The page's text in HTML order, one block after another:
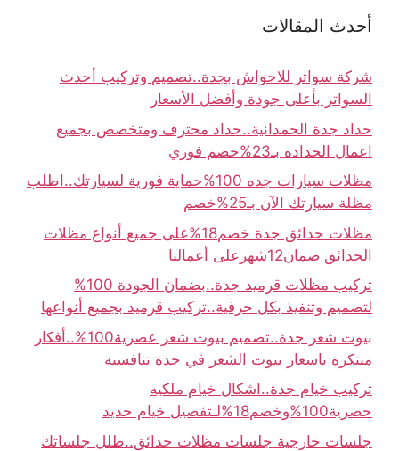
أحدث المقالات
شركة سواتر للاحواش بجدة..تصميم وتركيب أحدث
السواتر بأعلى جودة وأفضل الأسعار
حداد جدة الحمدانية..حداد محترف ومتخصص بجميع
اعمال الحداده بـ23%خصم فوري
مظلات سيارات جده 100%حماية فورية لسيارتك..اطلب
مظلة سيارتك الآن بـ25%خصم
مظلات حدائق جدة خصم18%على جميع أنواع مظلات
الحدائق ضمان12شهرعلى أعمالنا
تركيب مظلات قرميد جدة..بضمان الجودة 100%
لتصميم وتنفيذ بكل حرفية..تركيب قرميد بجميع أنواعها
بيوت شعر جدة..تصميم بيوت شعر عصرية100%..أفكار
مبتكرة باسعار بيوت الشعر في جدة تنافسية
تركيب خيام جدة..اشكال خيام ملكيه
حصرية100%وخصم18%لـتفصيل خيام حديد
جلسات خارجية جلسات مظلات حدائق..ظلل جلساتك